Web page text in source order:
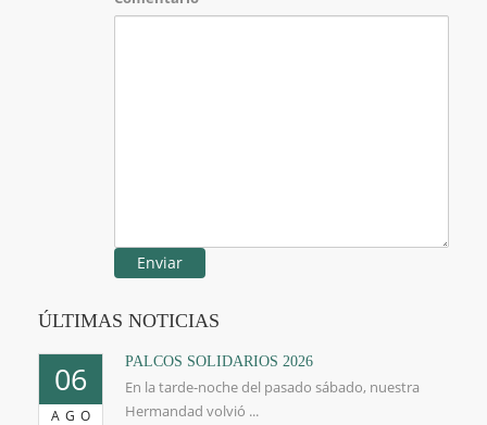
ÚLTIMAS NOTICIAS
06
AGO
PALCOS SOLIDARIOS 2026
En la tarde-noche del pasado sábado, nuestra
Hermandad volvió ...